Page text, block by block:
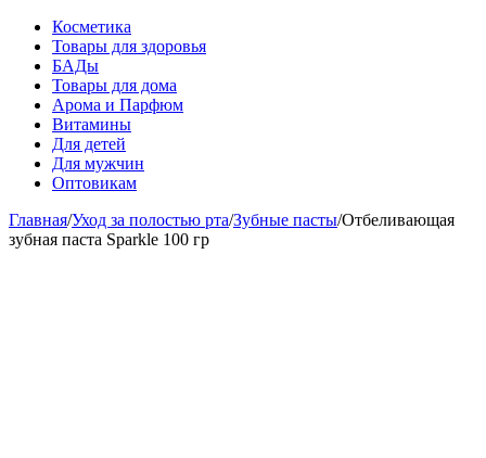
Косметика
Товары для здоровья
БАДы
Товары для дома
Арома и Парфюм
Витамины
Для детей
Для мужчин
Оптовикам
Главная/Уход за полостью рта/Зубные пасты/Отбеливающая
зубная паста Sparkle 100 гр